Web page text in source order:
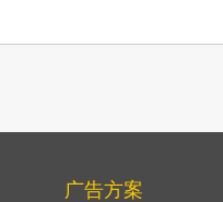
广告方案